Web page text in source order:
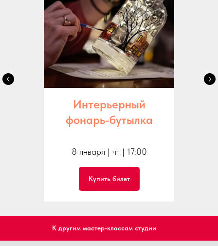
Интерьерный
фонарь-бутылка
8 января | чт | 17:00
Купить билет
К другим мастер-классам студии